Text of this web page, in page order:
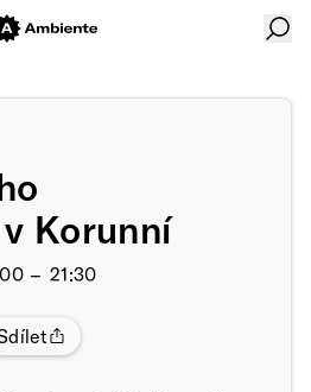
Korunní
–⁠⁠⁠⁠⁠⁠ 21:30